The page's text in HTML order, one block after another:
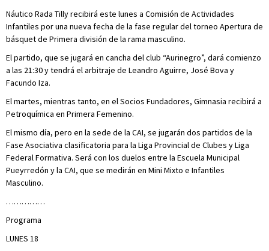
Náutico Rada Tilly recibirá este lunes a Comisión de Actividades
Infantiles por una nueva fecha de la fase regular del torneo Apertura de
básquet de Primera división de la rama masculino.
El partido, que se jugará en cancha del club “Aurinegro”, dará comienzo
a las 21:30 y tendrá el arbitraje de Leandro Aguirre, José Bova y
Facundo Iza.
El martes, mientras tanto, en el Socios Fundadores, Gimnasia recibirá a
Petroquímica en Primera Femenino.
El mismo día, pero en la sede de la CAI, se jugarán dos partidos de la
Fase Asociativa clasificatoria para la Liga Provincial de Clubes y Liga
Federal Formativa. Será con los duelos entre la Escuela Municipal
Pueyrredón y la CAI, que se medirán en Mini Mixto e Infantiles
Masculino.
……………
Programa
LUNES 18